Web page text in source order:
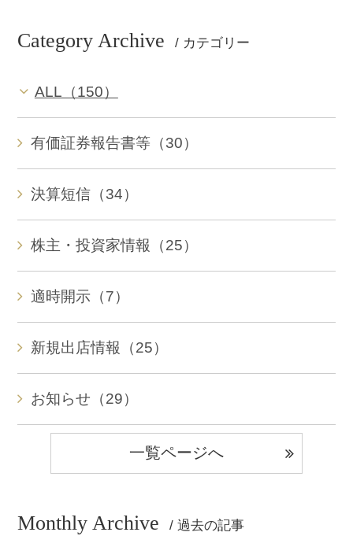
Category Archive / カテゴリー
ALL（150）
有価証券報告書等（30）
決算短信（34）
株主・投資家情報（25）
適時開示（7）
新規出店情報（25）
お知らせ（29）
一覧ページへ
Monthly Archive / 過去の記事